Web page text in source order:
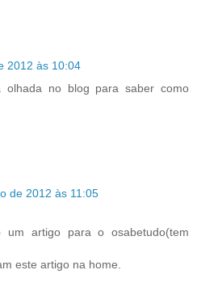
2012 às 10:04
olhada no blog para saber como
de 2012 às 11:05
um artigo para o osabetudo(tem
este artigo na home.